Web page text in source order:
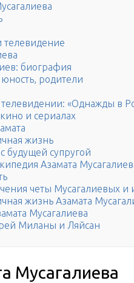
биография
юность, родители
«Однажды в
и сериалах
жизнь
будущей супругой
Азамата
четы Мусагалиевых и
жизнь Азамата
Мусагалиева
Миланы и Ляйсан
Мусагалиева